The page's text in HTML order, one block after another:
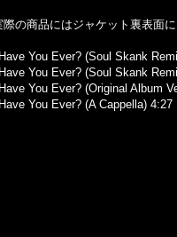
際の商品にはジャケット裏表面
You Ever? (Soul Skank
You Ever? (Soul Skank
You Ever? (Original Album
You Ever? (A Cappella) 4:27